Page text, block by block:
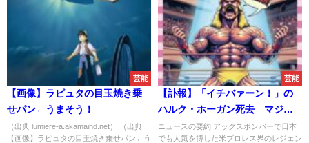
芸能
【画像】ラピュタの目玉焼き乗
せパン←うまそう！
（出典 lumiere-a.akamaihd.net） （出典
【画像】ラピュタの目玉焼き乗せパン←う
芸能
【訃報】「イチバァーン！」の
ハルク・ホーガン死去 マジで
泣いたわ…
ニュースの要約 アックスボンバーで日本
でも人気を博した米プロレス界のレジェン